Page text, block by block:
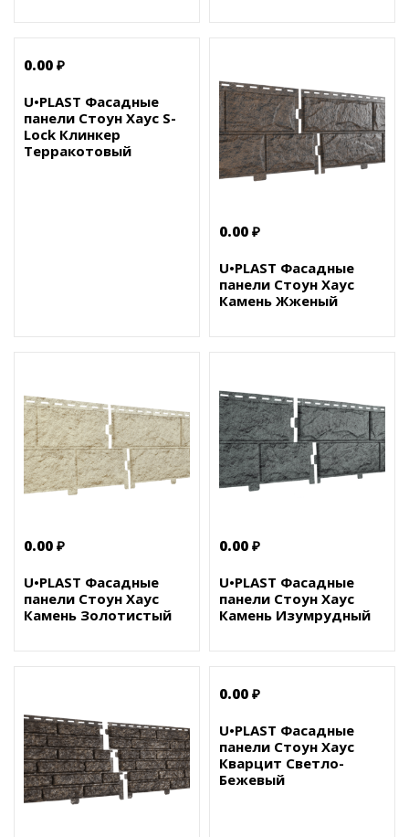
0.00 ₽
U•PLAST Фасадные
панели Стоун Хаус S-
Lock Клинкер
Терракотовый
0.00 ₽
U•PLAST Фасадные
панели Стоун Хаус
Камень Жженый
0.00 ₽
U•PLAST Фасадные
панели Стоун Хаус
Камень Золотистый
0.00 ₽
U•PLAST Фасадные
панели Стоун Хаус
Камень Изумрудный
0.00 ₽
U•PLAST Фасадные
панели Стоун Хаус
Кварцит Светло-
Бежевый